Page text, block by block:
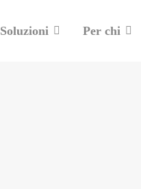
Soluzioni Per chi